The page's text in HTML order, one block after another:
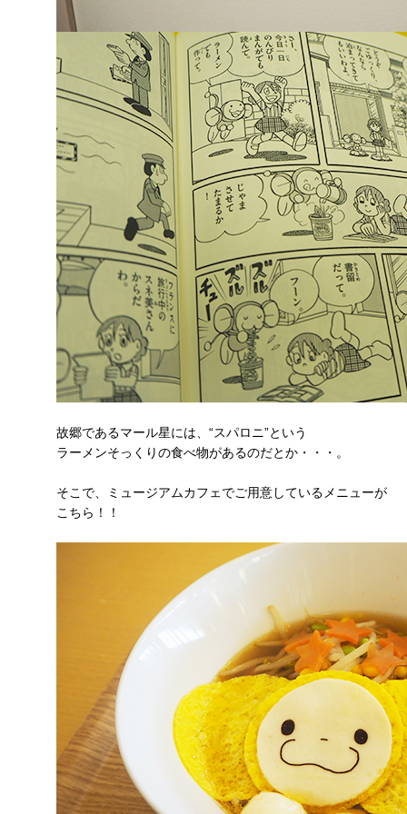
故郷であるマール星には、“スパロニ”という
ラーメンそっくりの食べ物があるのだとか・・・。
そこで、ミュージアムカフェでご用意しているメニューが
こちら！！